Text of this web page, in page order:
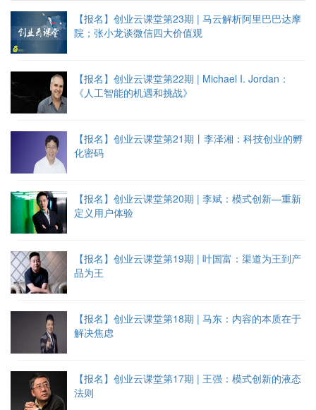
【报名】创业云课堂第23期 | 马云解析阿里巴巴达摩
院；张小龙谈微信四大价值观
【报名】创业云课堂第22期 | Michael I. Jordan：
《人工智能的机遇和挑战》
【报名】创业云课堂第21期丨李泽湘：科技创业的孵
化密码
【报名】创业云课堂第20期 | 李斌：模式创新—重新
定义用户体验
【报名】创业云课堂第19期 | 叶国富：渠道为王到产
品为王
【报名】创业云课堂第18期 | 马东：内容的本质在于
解决焦虑
【报名】创业云课堂第17期 | 王强：模式创新的液态
法则